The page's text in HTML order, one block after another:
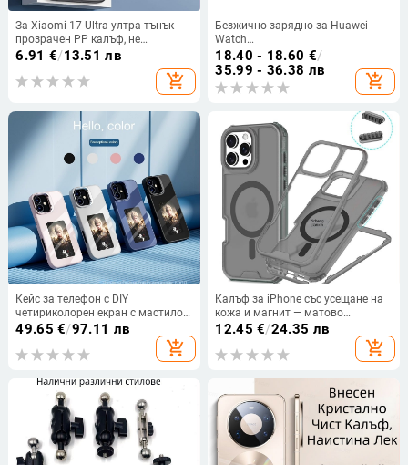
За Xiaomi 17 Ultra ултра тънък
прозрачен PP калъф, не
пожълтява, матиран финиш и
6.91 €/13.51 лв
add_shopping_cart
Безжично зарядно за Huawei
Watch
GT6/GT5/Watch5/Watch4/GT4 –
метален корпус, магнитно
зареждане, QC 3.0 бързо
зареждане, 5W изход
18.40 - 18.60 €/
35.99 - 36.38 лв
add_shopping_cart
Кейс за телефон с DIY
четириколорен екран с мастило и
AI проекция на екрана, TPU,
удароустойчив, анти отпечатъци
49.65 €/97.11 лв
add_shopping_cart
Калъф за iPhone със усещане на
кожа и магнит — матово
покритие, защита от изпускане
12.45 €/24.35 лв
add_shopping_cart